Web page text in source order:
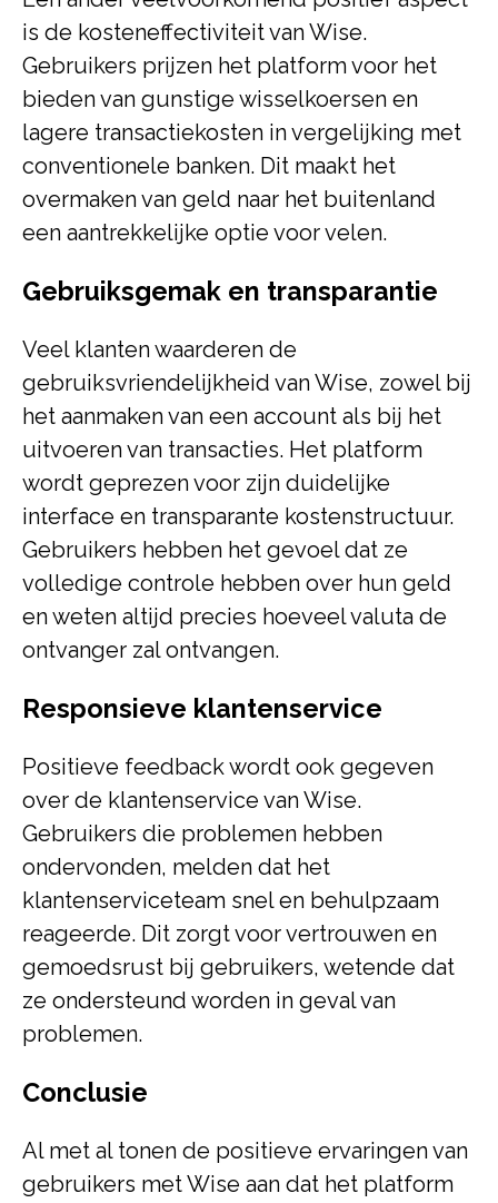
is de kosteneffectiviteit van Wise.
Gebruikers prijzen het platform voor het
bieden van gunstige wisselkoersen en
lagere transactiekosten in vergelijking met
conventionele banken. Dit maakt het
overmaken van geld naar het buitenland
een aantrekkelijke optie voor velen.
Gebruiksgemak en transparantie
Veel klanten waarderen de
gebruiksvriendelijkheid van Wise, zowel bij
het aanmaken van een account als bij het
uitvoeren van transacties. Het platform
wordt geprezen voor zijn duidelijke
interface en transparante kostenstructuur.
Gebruikers hebben het gevoel dat ze
volledige controle hebben over hun geld
en weten altijd precies hoeveel valuta de
ontvanger zal ontvangen.
Responsieve klantenservice
Positieve feedback wordt ook gegeven
over de klantenservice van Wise.
Gebruikers die problemen hebben
ondervonden, melden dat het
klantenserviceteam snel en behulpzaam
reageerde. Dit zorgt voor vertrouwen en
gemoedsrust bij gebruikers, wetende dat
ze ondersteund worden in geval van
problemen.
Conclusie
Al met al tonen de positieve ervaringen van
gebruikers met Wise aan dat het platform